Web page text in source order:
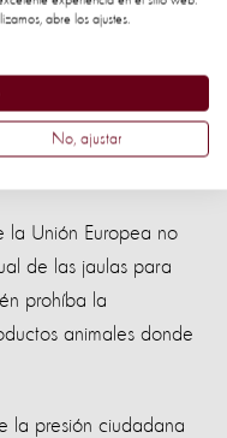
para el bienestar
científica y parte
desterrar el uso de
conejos,
la Unión Europea no
de las jaulas para
prohíba la
animales donde
la presión ciudadana
abre los ajustes.
No, ajustar